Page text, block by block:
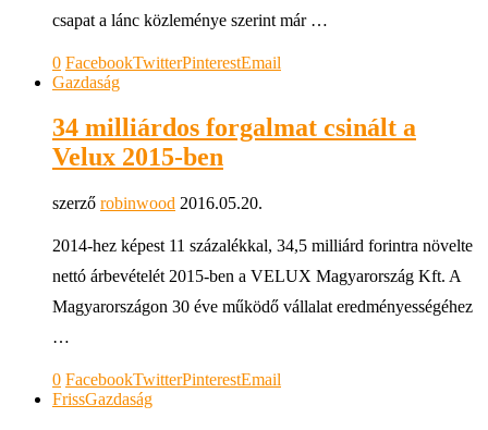
csapat a lánc közleménye szerint már …
0 FacebookTwitterPinterestEmail
Gazdaság
34 milliárdos forgalmat csinált a
Velux 2015-ben
szerző robinwood 2016.05.20.
2014-hez képest 11 százalékkal, 34,5 milliárd forintra növelte
nettó árbevételét 2015-ben a VELUX Magyarország Kft. A
Magyarországon 30 éve működő vállalat eredményességéhez
…
0 FacebookTwitterPinterestEmail
FrissGazdaság